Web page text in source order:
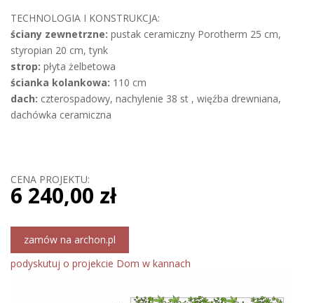
TECHNOLOGIA I KONSTRUKCJA:
ściany zewnetrzne: pustak ceramiczny Porotherm 25 cm,
styropian 20 cm, tynk
strop: płyta żelbetowa
ścianka kolankowa: 110 cm
dach: czterospadowy, nachylenie 38 st , więźba drewniana,
dachówka ceramiczna
CENA PROJEKTU:
6 240,00 zł
zamów na archon.pl
podyskutuj o projekcie Dom w kannach